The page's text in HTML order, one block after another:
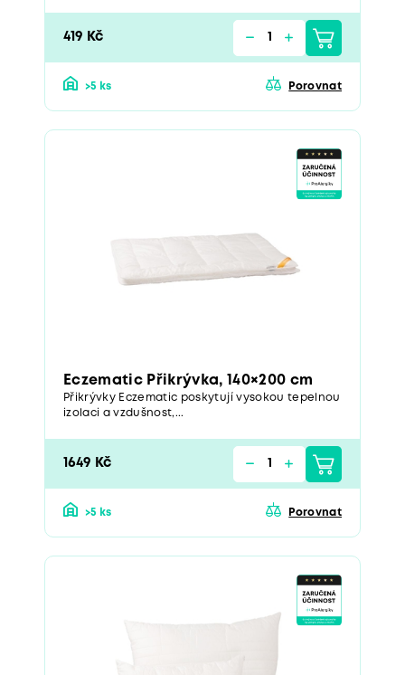
419 Kč
>5 ks Porovnat
Eczematic Přikrývka, 140×200 cm
Přikrývky Eczematic poskytují vysokou tepelnou
izolaci a vzdušnost,...
1649 Kč
>5 ks Porovnat